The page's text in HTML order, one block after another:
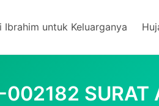
Ibrahim untuk Keluarganya
SURAT